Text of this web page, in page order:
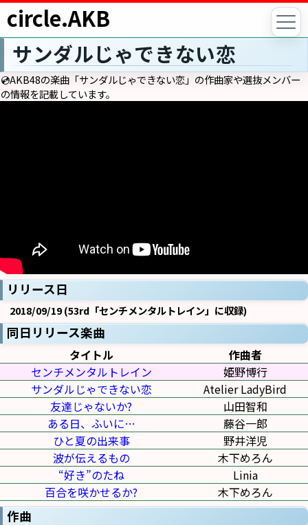
circle.AKB
サンダルじゃできない恋
💿AKB48の楽曲「サンダルじゃできない恋」の作曲家や選抜メンバー
の情報を記載しています。
リリース日
2018/09/19 (53rd「センチメンタルトレイン」に収録)
同日リリース楽曲
タイトル
作曲者
センチメンタルトレイン
姫野博行
サンダルじゃできない恋
Atelier LadyBird
友達じゃないか?
山田智和
ある日、ふいに…
藤谷一郎
ひと夏の出来事
野井洋児
波が伝えるもの
木下めろん
“好き”のたね
Linia
百合を咲かせるか?
木下めろん
作曲